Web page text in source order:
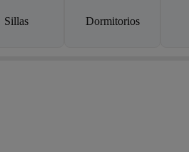
Sillas Dormitorios